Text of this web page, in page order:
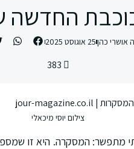
אושרי כהן25 אוגוסט 2025
צילום יוסי מיכאלי
מתפשר: המסקרה. היא זו